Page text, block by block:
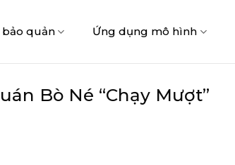
quản Ứng dụng mô hình
Bò Né “Chạy Mượt”